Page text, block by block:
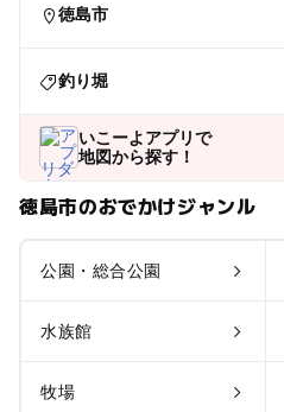
徳島市
釣り堀
いこーよアプリで
地図から探す！
徳島市のおでかけジャンル
公園・総合公園
水族館
牧場